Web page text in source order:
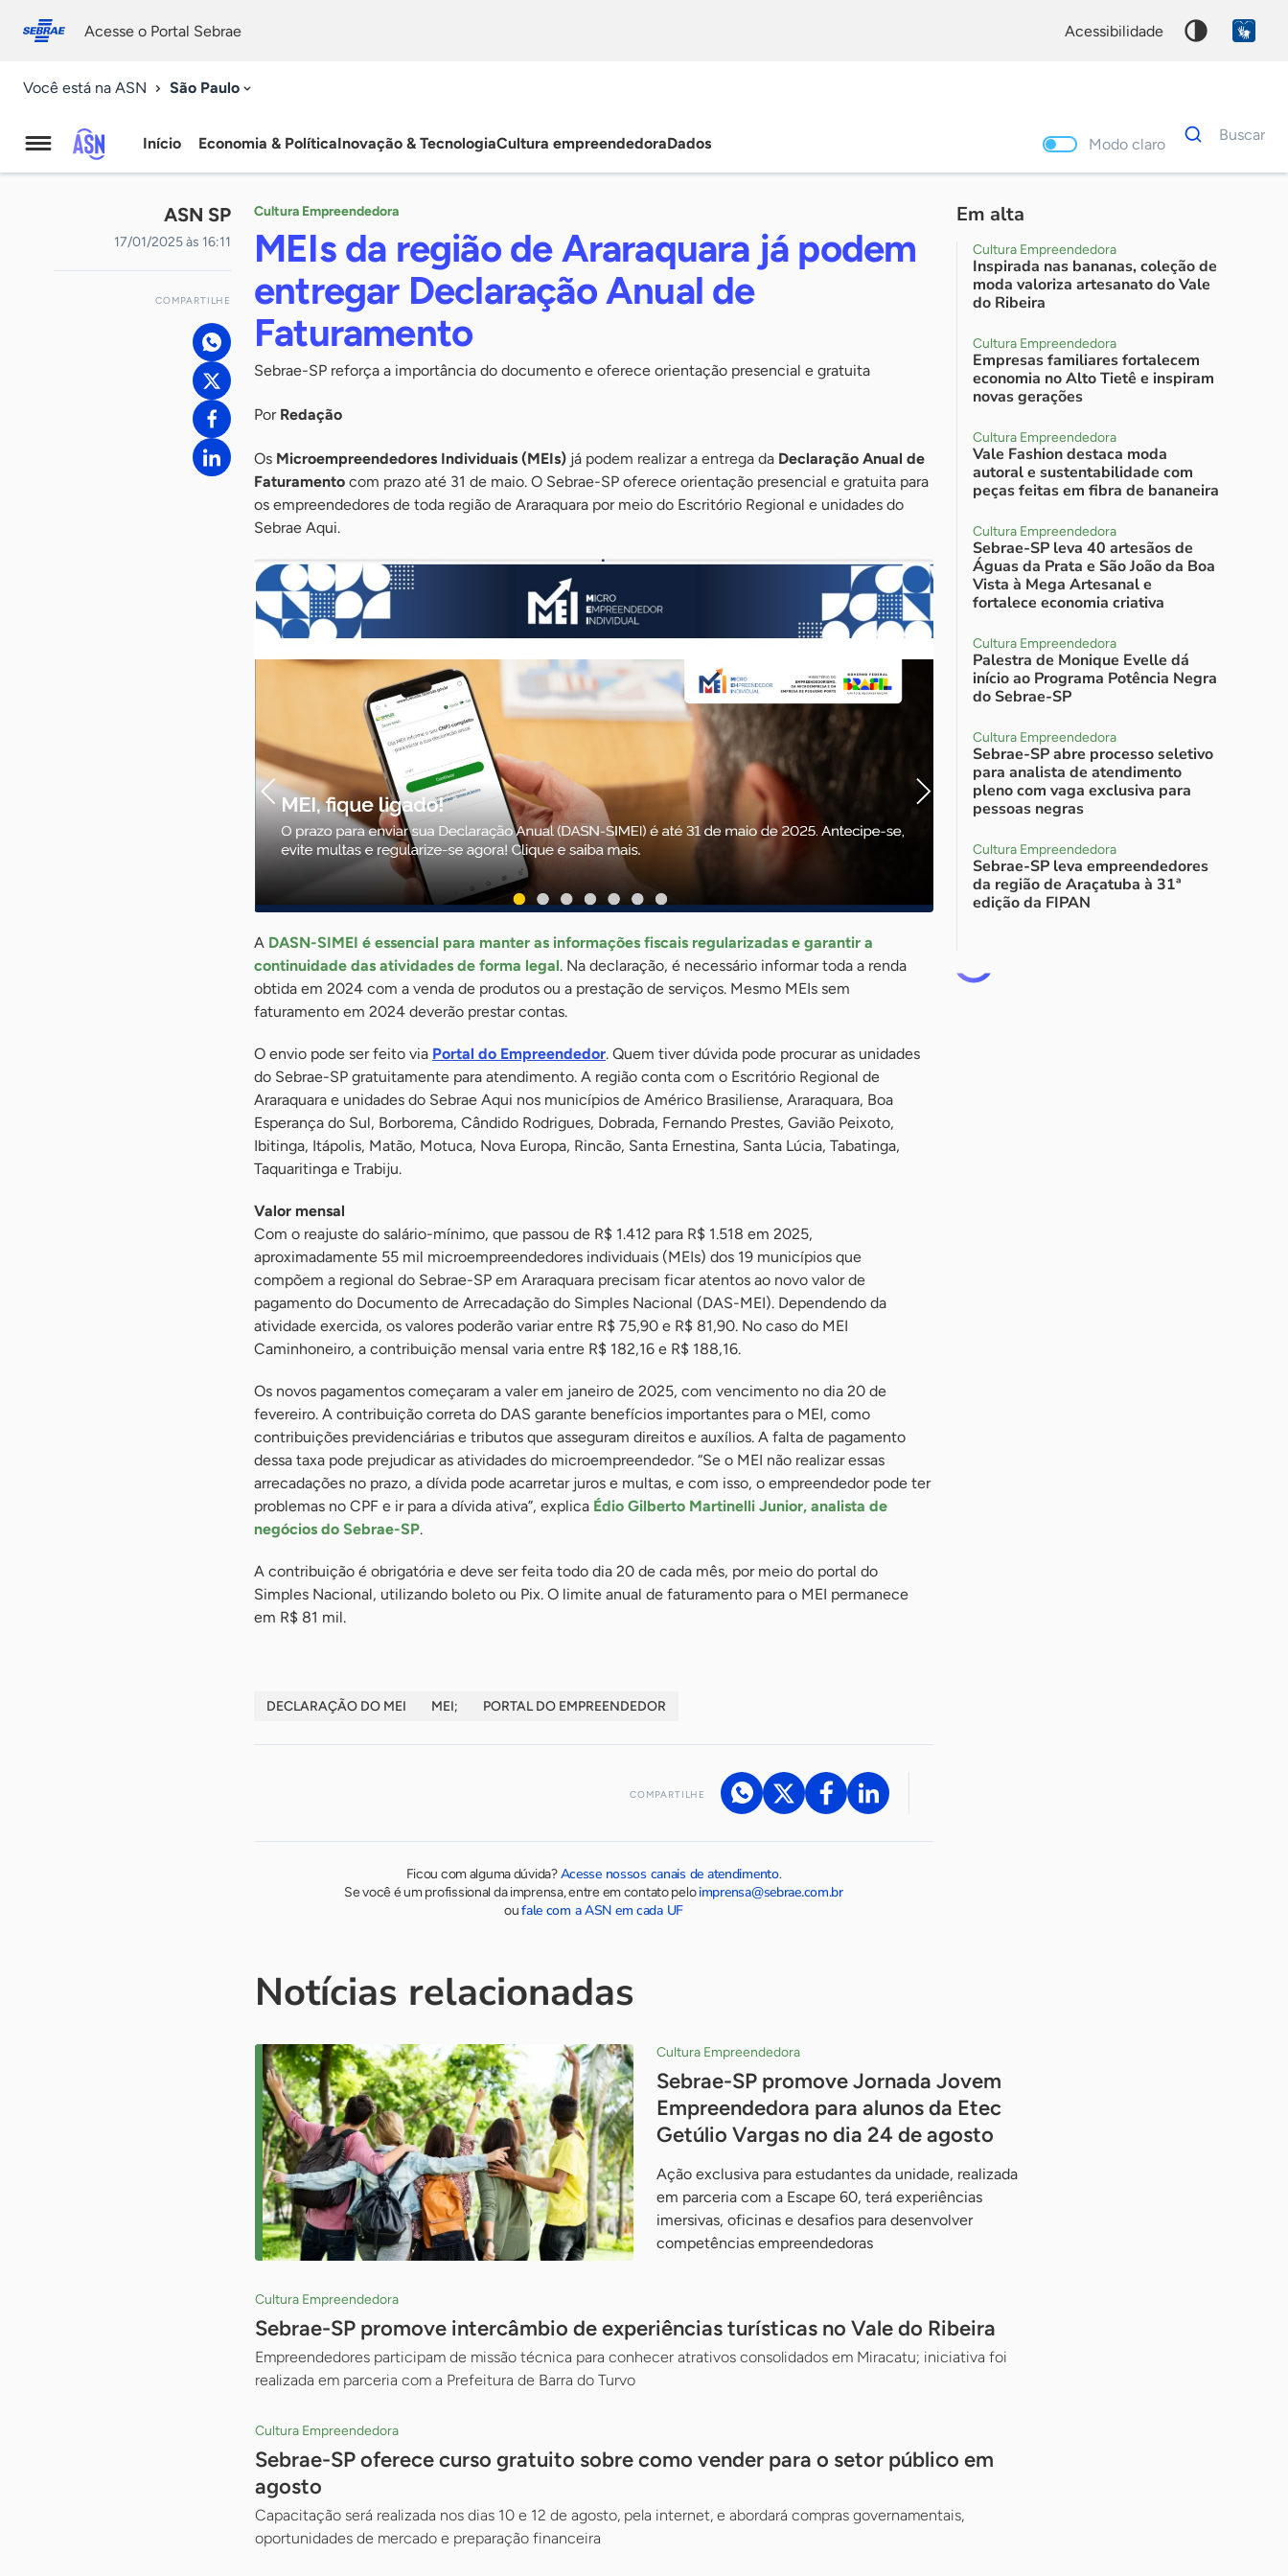
conosco
Acesse o Portal Sebrae acessibilidade
Você está na ASN São Paulo
Agência
Sebrae
Notícias
Início Economia & PolíticaInovação & TecnologiaCultura empreendedoraDados Modo claro
Dados
para
Buscar
ASN SP
17/01/2025 às 16:11
COMPARTILHE
Cultura Empreendedora
MEIs da região de Araraquara já podem
entregar Declaração Anual de
Faturamento
Sebrae-SP reforça a importância do documento e oferece orientação presencial e gratuita
Por Redação
Os Microempreendedores Individuais (MEIs) já podem realizar a entrega da Declaração Anual de
Faturamento com prazo até 31 de maio. O Sebrae-SP oferece orientação presencial e gratuita para
os empreendedores de toda região de Araraquara por meio do Escritório Regional e unidades do
Sebrae Aqui.
A DASN-SIMEI é essencial para manter as informações fiscais regularizadas e garantir a
continuidade das atividades de forma legal. Na declaração, é necessário informar toda a renda
obtida em 2024 com a venda de produtos ou a prestação de serviços. Mesmo MEIs sem
faturamento em 2024 deverão prestar contas.
O envio pode ser feito via Portal do Empreendedor. Quem tiver dúvida pode procurar as unidades
do Sebrae-SP gratuitamente para atendimento. A região conta com o Escritório Regional de
Araraquara e unidades do Sebrae Aqui nos municípios de Américo Brasiliense, Araraquara, Boa
Esperança do Sul, Borborema, Cândido Rodrigues, Dobrada, Fernando Prestes, Gavião Peixoto,
Ibitinga, Itápolis, Matão, Motuca, Nova Europa, Rincão, Santa Ernestina, Santa Lúcia, Tabatinga,
Taquaritinga e Trabiju.
Valor mensal
Com o reajuste do salário-mínimo, que passou de R$ 1.412 para R$ 1.518 em 2025,
aproximadamente 55 mil microempreendedores individuais (MEIs) dos 19 municípios que
compõem a regional do Sebrae-SP em Araraquara precisam ficar atentos ao novo valor de
pagamento do Documento de Arrecadação do Simples Nacional (DAS-MEI). Dependendo da
atividade exercida, os valores poderão variar entre R$ 75,90 e R$ 81,90. No caso do MEI
Caminhoneiro, a contribuição mensal varia entre R$ 182,16 e R$ 188,16.
Os novos pagamentos começaram a valer em janeiro de 2025, com vencimento no dia 20 de
fevereiro. A contribuição correta do DAS garante benefícios importantes para o MEI, como
contribuições previdenciárias e tributos que asseguram direitos e auxílios. A falta de pagamento
dessa taxa pode prejudicar as atividades do microempreendedor. “Se o MEI não realizar essas
arrecadações no prazo, a dívida pode acarretar juros e multas, e com isso, o empreendedor pode ter
problemas no CPF e ir para a dívida ativa”, explica Édio Gilberto Martinelli Junior, analista de
negócios do Sebrae-SP.
A contribuição é obrigatória e deve ser feita todo dia 20 de cada mês, por meio do portal do
Simples Nacional, utilizando boleto ou Pix. O limite anual de faturamento para o MEI permanece
em R$ 81 mil.
DECLARAÇÃO DO MEI MEI; PORTAL DO EMPREENDEDOR
COMPARTILHE
Ficou com alguma dúvida?Acesse nossos canais de atendimento.
Se você é um profissional da imprensa, entre em contato peloimprensa@sebrae.com.br
oufale com a ASN em cada UF
Em alta
Cultura Empreendedora
Inspirada nas bananas, coleção de
moda valoriza artesanato do Vale
do Ribeira
Cultura Empreendedora
Empresas familiares fortalecem
economia no Alto Tietê e inspiram
novas gerações
Cultura Empreendedora
Vale Fashion destaca moda
autoral e sustentabilidade com
peças feitas em fibra de bananeira
Cultura Empreendedora
Sebrae-SP leva 40 artesãos de
Águas da Prata e São João da Boa
Vista à Mega Artesanal e
fortalece economia criativa
Cultura Empreendedora
Palestra de Monique Evelle dá
início ao Programa Potência Negra
do Sebrae-SP
Cultura Empreendedora
Sebrae-SP abre processo seletivo
para analista de atendimento
pleno com vaga exclusiva para
pessoas negras
Cultura Empreendedora
Sebrae-SP leva empreendedores
da região de Araçatuba à 31ª
edição da FIPAN
Notícias relacionadas
Cultura Empreendedora
Sebrae-SP promove Jornada Jovem
Empreendedora para alunos da Etec
Getúlio Vargas no dia 24 de agosto
Ação exclusiva para estudantes da unidade, realizada
em parceria com a Escape 60, terá experiências
imersivas, oficinas e desafios para desenvolver
competências empreendedoras
Cultura Empreendedora
Sebrae-SP promove intercâmbio de experiências turísticas no Vale do Ribeira
Empreendedores participam de missão técnica para conhecer atrativos consolidados em Miracatu; iniciativa foi
realizada em parceria com a Prefeitura de Barra do Turvo
Cultura Empreendedora
Sebrae-SP oferece curso gratuito sobre como vender para o setor público em
agosto
Capacitação será realizada nos dias 10 e 12 de agosto, pela internet, e abordará compras governamentais,
oportunidades de mercado e preparação financeira